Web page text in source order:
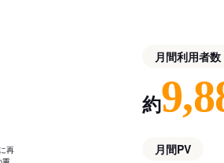
再
月間利用者数
約
月間PV